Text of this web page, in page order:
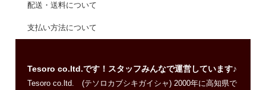
配送・送料について
支払い方法について
Tesoro co.ltd.です！スタッフみんなで運営しています♪
Tesoro co.ltd. (テソロカブシキガイシャ) 2000年に高知県で